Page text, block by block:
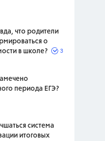
что родители
о
в школе?
3
периода ЕГЭ?
система
итоговых